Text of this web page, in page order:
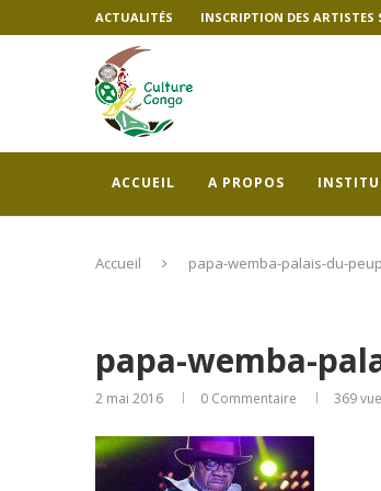
ACTUALITÉS INSCRIPTION DES ARTISTES
ACCUEIL A PROPOS
Accueil papa-wemba-palais-du-
papa-wemba-
2 mai 2016 0 Commentaire 369